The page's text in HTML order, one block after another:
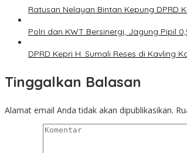
Ratusan Nelayan Bintan Kepung DPRD
Polri dan KWT Bersinergi, Jagung Pipil
DPRD Kepri H. Sumali Reses di Kavling
Tinggalkan Balasan
Alamat email Anda tidak akan dipublikasikan.